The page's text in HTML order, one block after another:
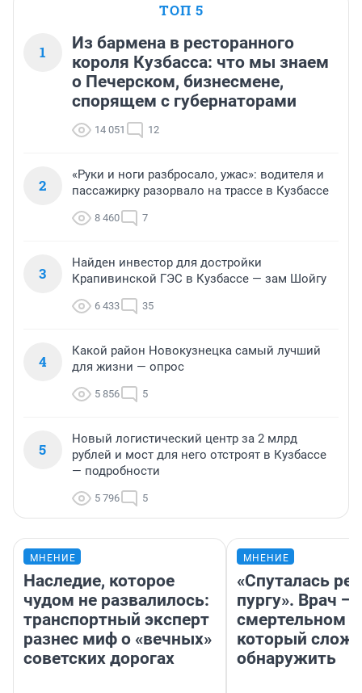
ТОП 5
1
Из бармена в ресторанного
короля Кузбасса: что мы знаем
о Печерском, бизнесмене,
спорящем с губернаторами
14 051 12
2
«Руки и ноги разбросало, ужас»: водителя и
пассажирку разорвало на трассе в Кузбассе
8 460 7
3
Найден инвестор для достройки
Крапивинской ГЭС в Кузбассе — зам Шойгу
6 433 35
4
Какой район Новокузнецка самый лучший
для жизни — опрос
5 856 5
5
Новый логистический центр за 2 млрд
рублей и мост для него отстроят в Кузбассе
— подробности
5 796 5
МНЕНИЕ
Наследие, которое
чудом не развалилось:
транспортный эксперт
разнес миф о «вечных»
советских дорогах
МНЕНИЕ
«Спуталась
пургу». Врач —
смертельном
который
обнаружить